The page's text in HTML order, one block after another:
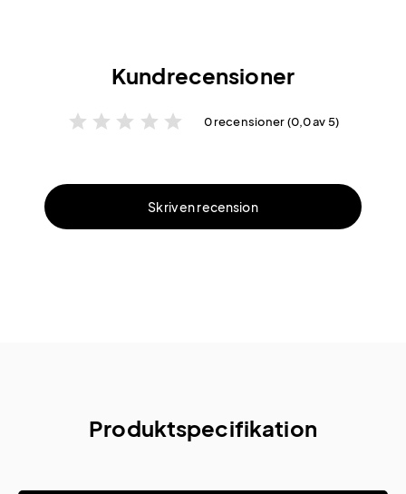
Kundrecensioner
star star star star star 0 recensioner (0,0 av 5)
Skriv en recension
Produktspecifikation